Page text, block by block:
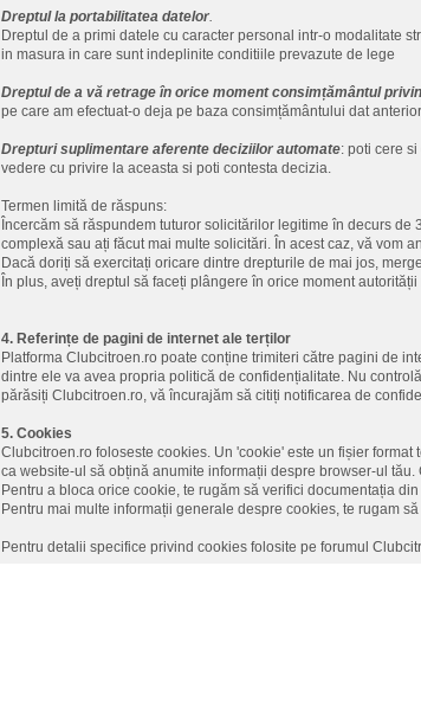
Dreptul la portabilitatea datelor.
Dreptul de a primi datele cu caracter personal intr-o modalitate
in masura in care sunt indeplinite conditiile prevazute de lege
Dreptul de a vă retrage în orice moment consimțământul
pe care am efectuat-o deja pe baza consimțământului dat
Drepturi suplimentare aferente deciziilor automate: poti cere
vedere cu privire la aceasta si poti contesta decizia.
Termen limită de răspuns:
Încercăm să răspundem tuturor solicitărilor legitime în decurs
complexă sau ați făcut mai multe solicitări. În acest caz, vă vom
Dacă doriți să exercitați oricare dintre drepturile de mai jos,
În plus, aveți dreptul să faceți plângere în orice moment
4. Referințe de pagini de internet ale terților
Platforma Clubcitroen.ro poate conține trimiteri către pagini de
dintre ele va avea propria politică de confidențialitate. Nu
părăsiți Clubcitroen.ro, vă încurajăm să citiți notificarea de
5. Cookies
Clubcitroen.ro foloseste cookies. Un 'cookie' este un fișier
ca website-ul să obțină anumite informații despre browser-ul
Pentru a bloca orice cookie, te rugăm să verifici documentația
Pentru mai multe informații generale despre cookies, te rugam
Pentru detalii specifice privind cookies folosite pe forumul